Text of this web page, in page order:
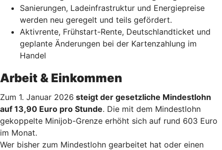
Sanierungen, Ladeinfrastruktur und Energiepreise
werden neu geregelt und teils gefördert.
Aktivrente, Frühstart-Rente, Deutschlandticket und
geplante Änderungen bei der Kartenzahlung im
Handel
Arbeit & Einkommen
Zum 1. Januar 2026 steigt der gesetzliche Mindestlohn
auf 13,90 Euro pro Stunde. Die mit dem Mindestlohn
gekoppelte Minijob-Grenze erhöht sich auf rund 603 Euro
im Monat.
Wer bisher zum Mindestlohn gearbeitet hat oder einen